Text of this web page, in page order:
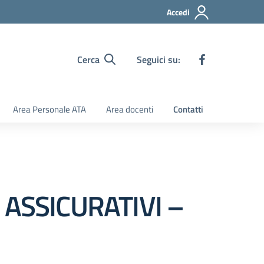
Accedi
Cerca Seguici su:
Area Personale ATA Area docenti Contatti
–